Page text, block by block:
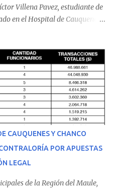
Villena Pavez, estudiante de
en el Hospital de Cauquenes.
de su estado de salud, el
de urgencia al Hospital
la ambulancia partió hacia
medio del traslado, el
se agravó y pese a los esfuerzos
falleciendo, sin alcanzar a
de destino. Apenas se
sus padres —residentes en
con la esperanza de una
CAUQUENES Y CHANCO
POR APUESTAS
LEGAL
de la Región del Maule,